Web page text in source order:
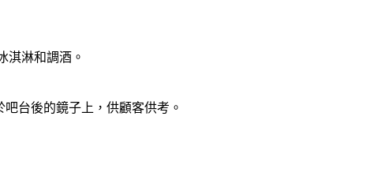
淇淋和調酒。
台後的鏡子上，供顧客供考。